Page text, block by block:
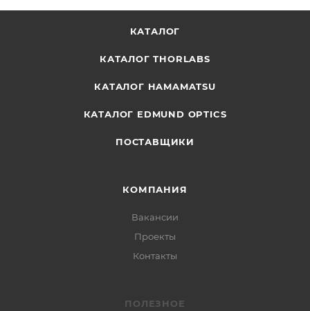
КАТАЛОГ
КАТАЛОГ THORLABS
КАТАЛОГ HAMAMATSU
КАТАЛОГ EDMUND OPTICS
ПОСТАВЩИКИ
КОМПАНИЯ
Вакансии
Проекты
Контакты
ПОЛЕЗНОЕ